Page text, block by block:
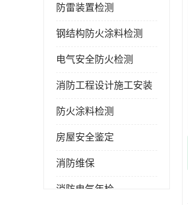
防雷装置检测
钢结构防火涂料检测
电气安全防火检测
消防工程设计施工安装
防火涂料检测
房屋安全鉴定
消防维保
消防电气年检